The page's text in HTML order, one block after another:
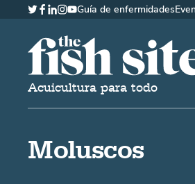
The Fish Site Española
Acuicultura para todo
Twitter
Facebook
LinkedIn
Instagram
YouTube
Guía de enfermidades
Moluscos